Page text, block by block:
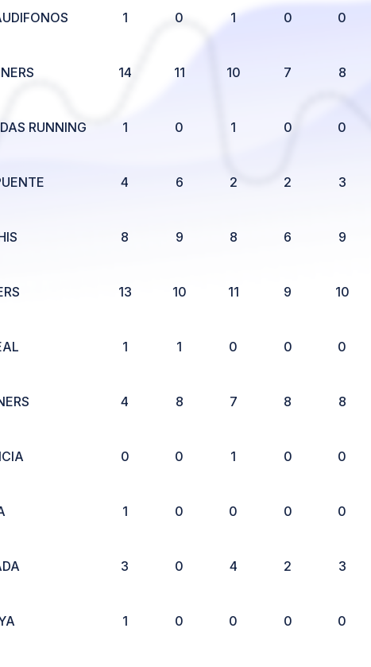
1 0 1 0 0
14 11 10 7 8
RUNNING 1 0 1 0 0
4 6 2 2 3
8 9 8 6 9
13 10 11 9 10
1 1 0 0 0
4 8 7 8 8
0 0 1 0 0
1 0 0 0 0
3 0 4 2 3
1 0 0 0 0